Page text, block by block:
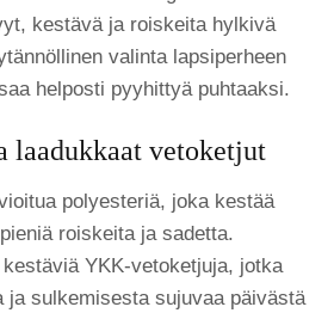
kestävä ja roiskeita hylkivä
valinta lapsiperheen
helposti pyyhittyä puhtaaksi.
laadukkaat vetoketjut
polyesteriä, joka kestää
roiskeita ja sadetta.
YKK-vetoketjuja, jotka
ja sulkemisesta sujuvaa päivästä